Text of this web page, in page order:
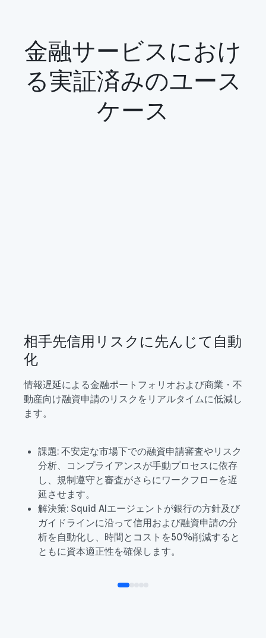
金融サービスにおけ
る実証済みのユース
ケース
相手先信用リスクに先んじて自動
化
情報遅延による金融ポートフォリオおよび商業・不
動産向け融資申請のリスクをリアルタイムに低減し
ます。
課題: 不安定な市場下での融資申請審査やリスク
分析、コンプライアンスが手動プロセスに依存
し、規制遵守と審査がさらにワークフローを遅
延させます。
解決策: Squid AIエージェントが銀行の方針及び
ガイドラインに沿って信用および融資申請の分
析を自動化し、時間とコストを50%削減すると
ともに資本適正性を確保します。